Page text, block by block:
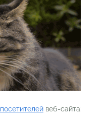
посетителей веб-сайта;